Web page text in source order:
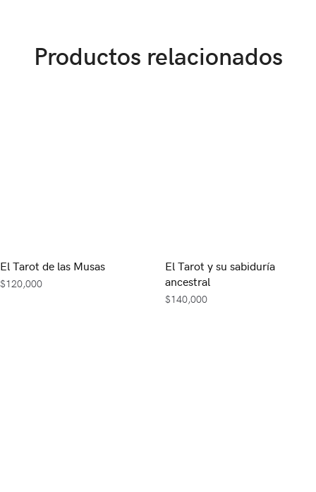
Productos relacionados
El Tarot de las Musas
$120,000
El Tarot y su sabiduría
ancestral
$140,000